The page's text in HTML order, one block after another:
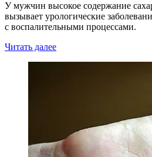
У мужчин высокое содержание
вызывает урологические
с воспалительными процессами.
Читать далее